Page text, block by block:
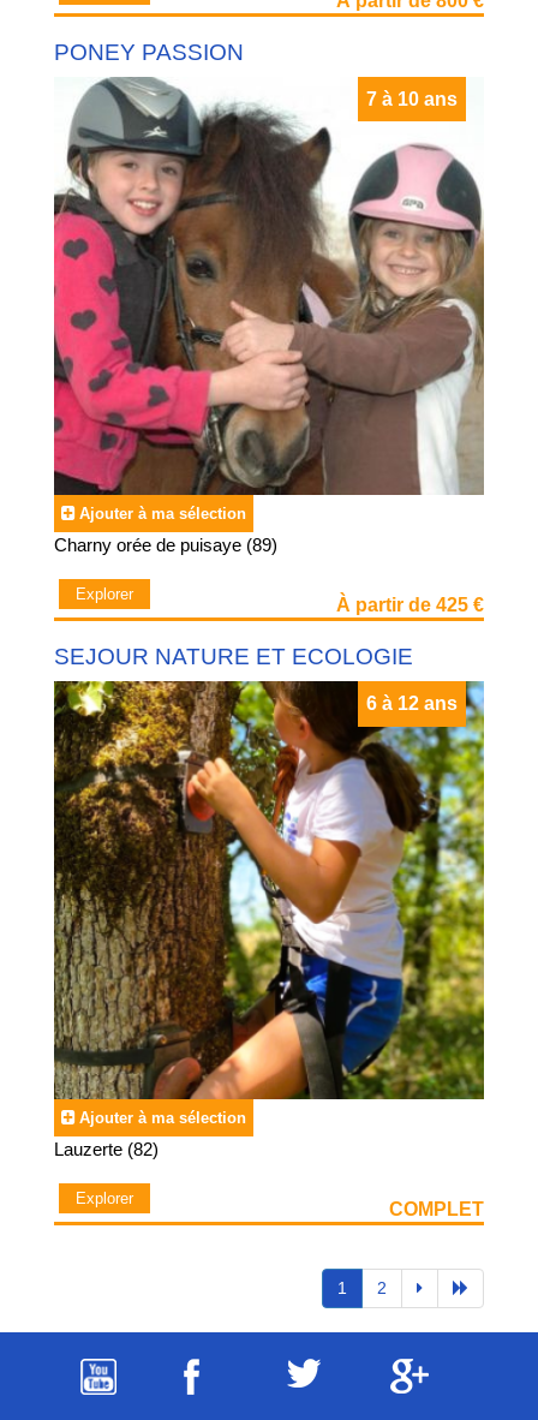
PONEY PASSION
7 à 10 ans
Ajouter à ma sélection
Charny orée de puisaye (89)
Explorer
À partir de 425 €
SEJOUR NATURE ET ECOLOGIE
6 à 12 ans
Ajouter à ma sélection
Lauzerte (82)
Explorer
COMPLET
1 2